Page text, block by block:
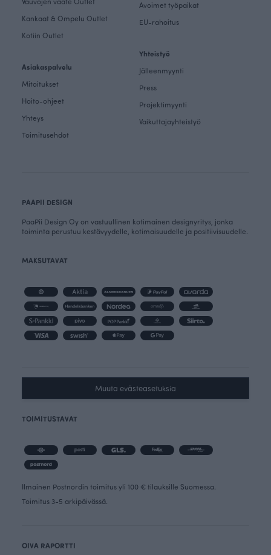
Kankaat & Ompelu Outlet
Kotiin Outlet
Asiakaspalvelu
Mitoitukset
Hoito-ohjeet
Yhteys
Toimitusehdot
Avoimet työpaikat
EU-rahoitus
Yhteistyö
Jälleenmyynti
Press
Projektimyynti
Vaikuttajayhteistyö
PAAPII DESIGN
PaaPii Design Oy on vastuullinen kotimainen designyritys, jonka
toiminta perustuu kestävyydelle, kotimaisuudelle ja positiivisuudelle.
MAKSUTAVAT
Muuta evästeasetuksia
TOIMITUSTAVAT
Ilmainen Postnordin toimitus yli 100 € tilauksille Suomessa.
Toimitus 3-5 arkipäivässä.
OIVA RAPORTTI